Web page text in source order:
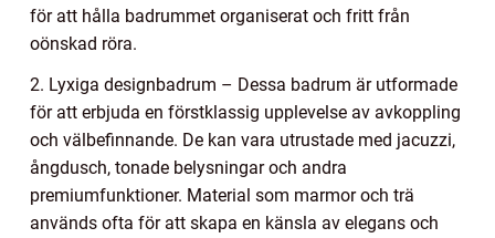
för att hålla badrummet organiserat och fritt från
oönskad röra.
2. Lyxiga designbadrum – Dessa badrum är utformade
för att erbjuda en förstklassig upplevelse av avkoppling
och välbefinnande. De kan vara utrustade med jacuzzi,
ångdusch, tonade belysningar och andra
premiumfunktioner. Material som marmor och trä
används ofta för att skapa en känsla av elegans och